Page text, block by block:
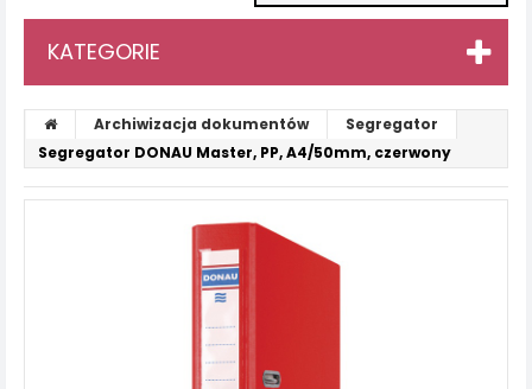
KATEGORIE
Archiwizacja dokumentów
Segregator
Segregator DONAU Master, PP, A4/50mm, czerwony